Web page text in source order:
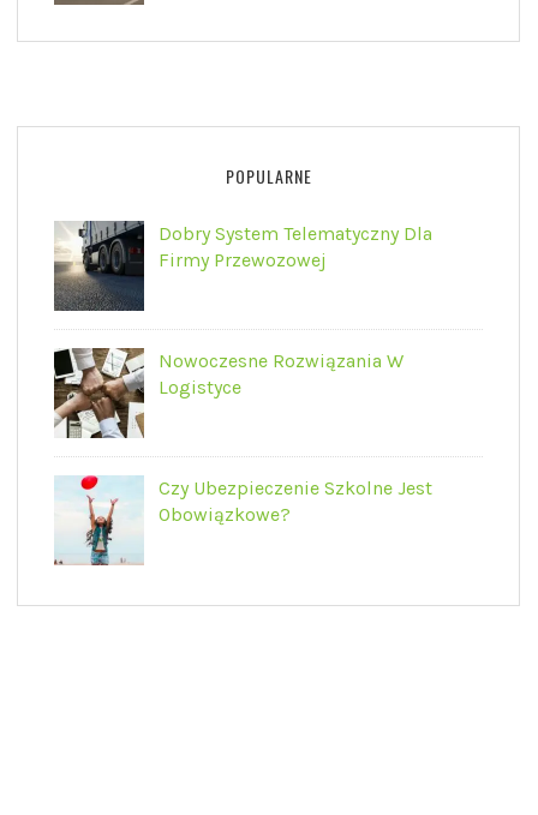
POPULARNE
Dobry System Telematyczny Dla
Firmy Przewozowej
Nowoczesne Rozwiązania W
Logistyce
Czy Ubezpieczenie Szkolne Jest
Obowiązkowe?